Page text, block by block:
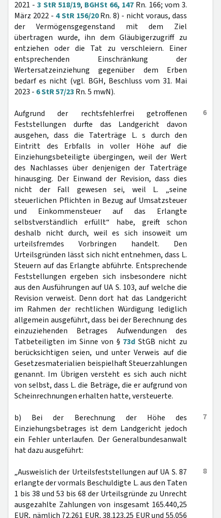
2021 -3 StR 518/19, BGHSt 66, 147 Rn. 166; vom 3.
März 2022 - 4 StR 156/20Rn. 8) - nicht voraus, dass
der Vermögensgegenstand mit dem Ziel
übertragen wurde, ihn dem Gläubigerzugriff zu
entziehen oder die Tat zu verschleiern. Einer
entsprechenden Einschränkung der
Wertersatzeinziehung gegenüber dem Erben
bedarf es nicht (vgl. BGH, Beschluss vom 31. Mai
2023 - 6 StR 57/23Rn. 5 mwN).
6
Aufgrund der rechtsfehlerfrei getroffenen
Feststellungen durfte das Landgericht davon
ausgehen, dass die Taterträge L. s durch den
Eintritt des Erbfalls in voller Höhe auf die
Einziehungsbeteiligte übergingen, weil der Wert
des Nachlasses über denjenigen der Taterträge
hinausging. Der Einwand der Revision, dass dies
nicht der Fall gewesen sei, weil L. „seine
steuerlichen Pflichten in Bezug auf Umsatzsteuer
und Einkommensteuer auf das Erlangte
selbstverständlich erfüllt“ habe, greift schon
deshalb nicht durch, weil es sich insoweit um
urteilsfremdes Vorbringen handelt. Den
Urteilsgründen lässt sich nicht entnehmen, dass L.
Steuern auf das Erlangte abführte. Entsprechende
Feststellungen ergeben sich insbesondere nicht
aus den Ausführungen auf UA S. 103, auf welche die
Revision verweist. Denn dort hat das Landgericht
im Rahmen der rechtlichen Würdigung lediglich
allgemein ausgeführt, dass bei der Berechnung des
einzuziehenden Betrages Aufwendungen des
Tatbeteiligten im Sinne von § 73d StGB nicht zu
berücksichtigen seien, und unter Verweis auf die
Gesetzesmaterialien beispielhaft Steuerzahlungen
genannt. Im Übrigen versteht es sich auch nicht
von selbst, dass L. die Beträge, die er aufgrund von
Scheinrechnungen erhalten hatte, versteuerte.
7
b) Bei der Berechnung der Höhe des
Einziehungsbetrages ist dem Landgericht jedoch
ein Fehler unterlaufen. Der Generalbundesanwalt
hat dazu ausgeführt:
8
„Ausweislich der Urteilsfeststellungen auf UA S. 87
erlangte der vormals Beschuldigte L. aus den Taten
1 bis 38 und 53 bis 68 der Urteilsgründe zu Unrecht
ausgezahlte Zahlungen von insgesamt 165.440,25
EUR, nämlich 72.261 EUR, 38.123,25 EUR und 55.056